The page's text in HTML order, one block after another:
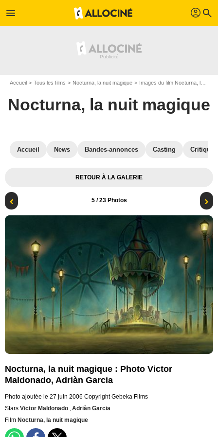
menu profil search
Accueil Tous les films Nocturna, la nuit magique Images du film Nocturna, la nuit magique
Nocturna, la nuit magique
Accueil News Bandes-annonces Casting
RETOUR À LA GALERIE
5/ 23 Photos
Nocturna, la nuit magique : Photo Victor
Maldonado, Adriàn Garcia
Photo ajoutée le 27 juin 2006 Copyright Gebeka Films
Stars Victor Maldonado ,Adriàn Garcia
Film Nocturna, la nuit magique